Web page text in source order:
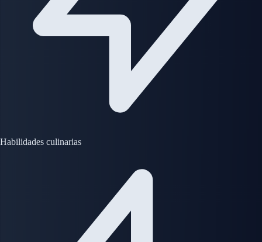
Habilidades culinarias